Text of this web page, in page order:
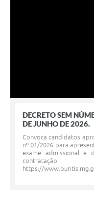
DECRETO SEM
DE JUNHO DE 2026.
Convoca candidatos
nº 01/2026 para
exame admissional e
contratação.
https://